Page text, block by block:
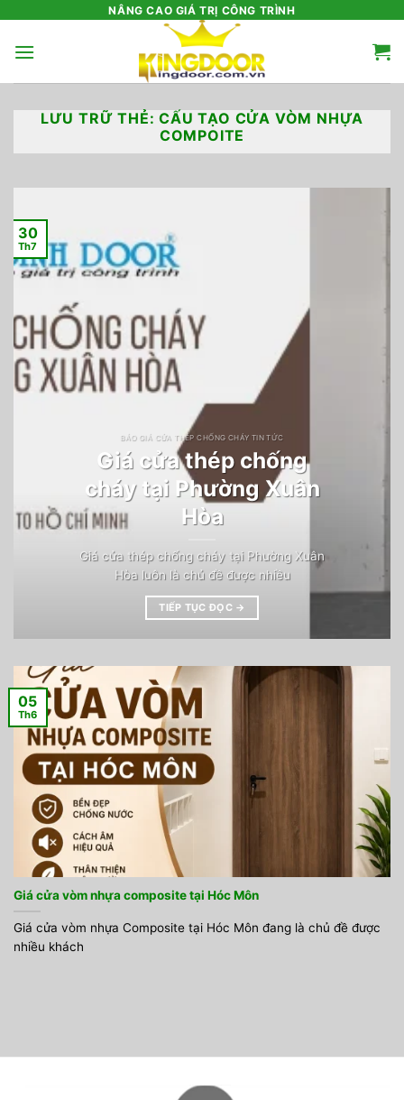
nội
NÂNG CAO GIÁ TRỊ CÔNG TRÌNH
LƯU TRỮ THẺ:CẤU TẠO CỬA VÒM NHỰA
COMPOITE
BÁO GIÁ CỬA THÉP CHỐNG CHÁY TIN TỨC
Giá cửa thép chống
cháy tại Phường Xuân
Hòa
Giá cửa thép chống cháy tại Phường Xuân
Hòa luôn là chủ đề được nhiều
TIẾP TỤC ĐỌC →
30
Th7
Giá cửa vòm nhựa composite tại Hóc Môn
Giá cửa vòm nhựa Composite tại Hóc Môn đang là chủ đề được
nhiều khách
05
Th6